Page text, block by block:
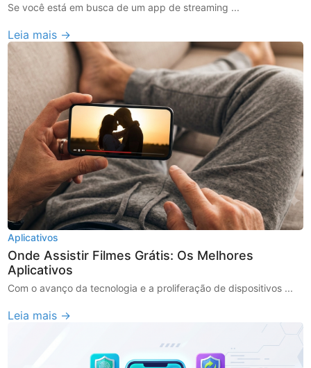
Se você está em busca de um app de streaming ...
Leia mais →
Aplicativos
Onde Assistir Filmes Grátis: Os Melhores
Aplicativos
Com o avanço da tecnologia e a proliferação de dispositivos ...
Leia mais →